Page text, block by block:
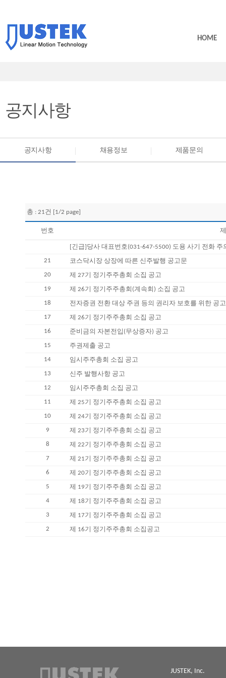
HOME
공지사항
공지사항 채용정보 제품문의
총 : 21건 [1/2 page]
번호
[긴급]당사 대표번호(031-647-5500) 도용 사기 전화 주
21 코스닥시장 상장에 따른 신주발행 공고문
20 제 27기 정기주주총회 소집 공고
19 제 26기 정기주주총회(계속회) 소집 공고
18 전자증권 전환 대상 주권 등의 권리자 보호를 위한 공
17 제 26기 정기주주총회 소집 공고
16 준비금의 자본전입(무상증자) 공고
15 주권제출 공고
14 임시주주총회 소집 공고
13 신주 발행사항 공고
12 임시주주총회 소집 공고
11 제 25기 정기주주총회 소집 공고
10 제 24기 정기주주총회 소집 공고
9 제 23기 정기주주총회 소집 공고
8 제 22기 정기주주총회 소집 공고
7 제 21기 정기주주총회 소집 공고
6 제 20기 정기주주총회 소집 공고
5 제 19기 정기주주총회 소집 공고
4 제 18기 정기주주총회 소집 공고
3 제 17기 정기주주총회 소집 공고
2 제 16기 정기주주총회 소집공고
JUSTEK, Inc.